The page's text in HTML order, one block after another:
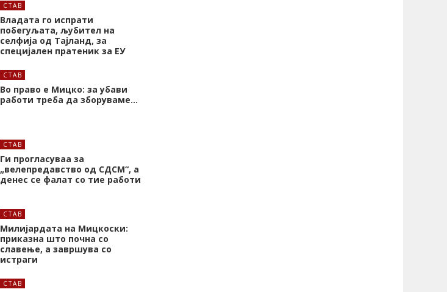
СТАВ
Владата го испрати
побегуљата, љубител на
селфија од Тајланд, за
специјален пратеник за ЕУ
СТАВ
Во право е Мицко: за убави
работи треба да зборуваме…
СТАВ
Ги прогласуваа за
„велепредавство од СДСМ“, а
денес се фалат со тие работи
СТАВ
Милијардата на Мицкоски:
приказна што почна со
славење, а завршува со
истраги
СТАВ